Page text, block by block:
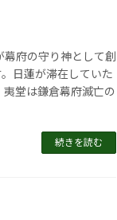
府の守り神として創
日蓮が滞在していた
堂は鎌倉幕府滅亡の
続きを読む